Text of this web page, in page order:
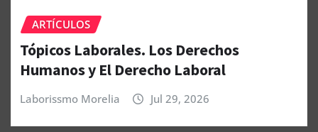
ARTÍCULOS
Tópicos Laborales. Los Derechos
Humanos y El Derecho Laboral
Laborissmo Morelia Jul 29, 2026